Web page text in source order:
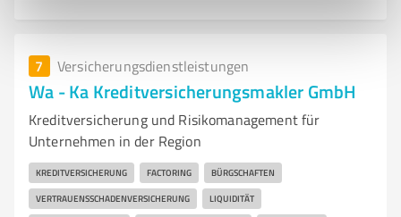
7 Versicherungsdienstleistungen
Wa - Ka Kreditversicherungsmakler GmbH
Kreditversicherung und Risikomanagement für
Unternehmen in der Region
KREDITVERSICHERUNG FACTORING BÜRGSCHAFTEN
VERTRAUENSSCHADENVERSICHERUNG LIQUIDITÄT